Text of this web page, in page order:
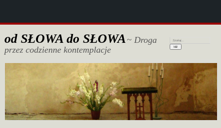
od SŁOWA do SŁOWA~ Droga
przez codzienne kontemplacje
Szukaj: